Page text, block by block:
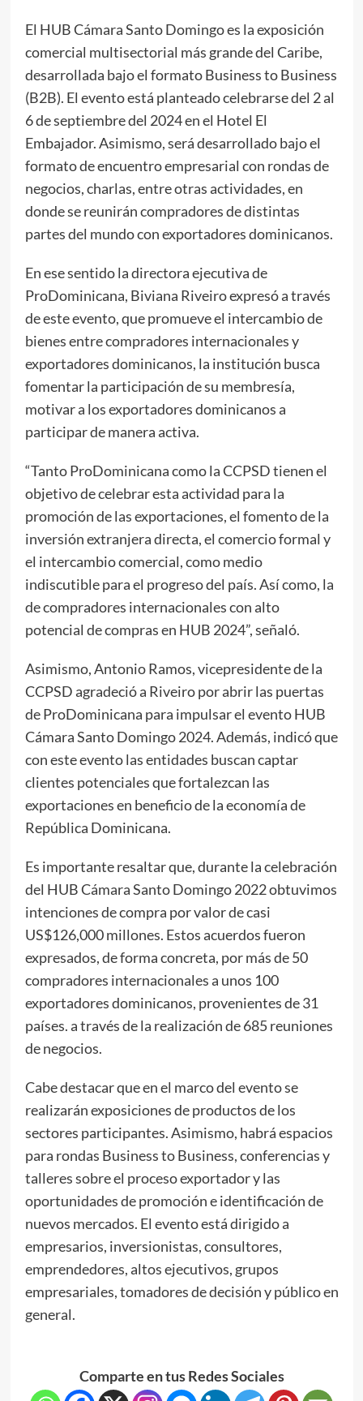
El HUB Cámara Santo Domingo es la exposición
comercial multisectorial más grande del Caribe,
desarrollada bajo el formato Business to Business
(B2B). El evento está planteado celebrarse del 2 al
6 de septiembre del 2024 en el Hotel El
Embajador. Asimismo, será desarrollado bajo el
formato de encuentro empresarial con rondas de
negocios, charlas, entre otras actividades, en
donde se reunirán compradores de distintas
partes del mundo con exportadores dominicanos.
En ese sentido la directora ejecutiva de
ProDominicana, Biviana Riveiro expresó a través
de este evento, que promueve el intercambio de
bienes entre compradores internacionales y
exportadores dominicanos, la institución busca
fomentar la participación de su membresía,
motivar a los exportadores dominicanos a
participar de manera activa.
“Tanto ProDominicana como la CCPSD tienen el
objetivo de celebrar esta actividad para la
promoción de las exportaciones, el fomento de la
inversión extranjera directa, el comercio formal y
el intercambio comercial, como medio
indiscutible para el progreso del país. Así como, la
de compradores internacionales con alto
potencial de compras en HUB 2024”, señaló.
Asimismo, Antonio Ramos, vicepresidente de la
CCPSD agradeció a Riveiro por abrir las puertas
de ProDominicana para impulsar el evento HUB
Cámara Santo Domingo 2024. Además, indicó que
con este evento las entidades buscan captar
clientes potenciales que fortalezcan las
exportaciones en beneficio de la economía de
República Dominicana.
Es importante resaltar que, durante la celebración
del HUB Cámara Santo Domingo 2022 obtuvimos
intenciones de compra por valor de casi
US$126,000 millones. Estos acuerdos fueron
expresados, de forma concreta, por más de 50
compradores internacionales a unos 100
exportadores dominicanos, provenientes de 31
países. a través de la realización de 685 reuniones
de negocios.
Cabe destacar que en el marco del evento se
realizarán exposiciones de productos de los
sectores participantes. Asimismo, habrá espacios
para rondas Business to Business, conferencias y
talleres sobre el proceso exportador y las
oportunidades de promoción e identificación de
nuevos mercados. El evento está dirigido a
empresarios, inversionistas, consultores,
emprendedores, altos ejecutivos, grupos
empresariales, tomadores de decisión y público en
general.
Comparte en tus Redes Sociales